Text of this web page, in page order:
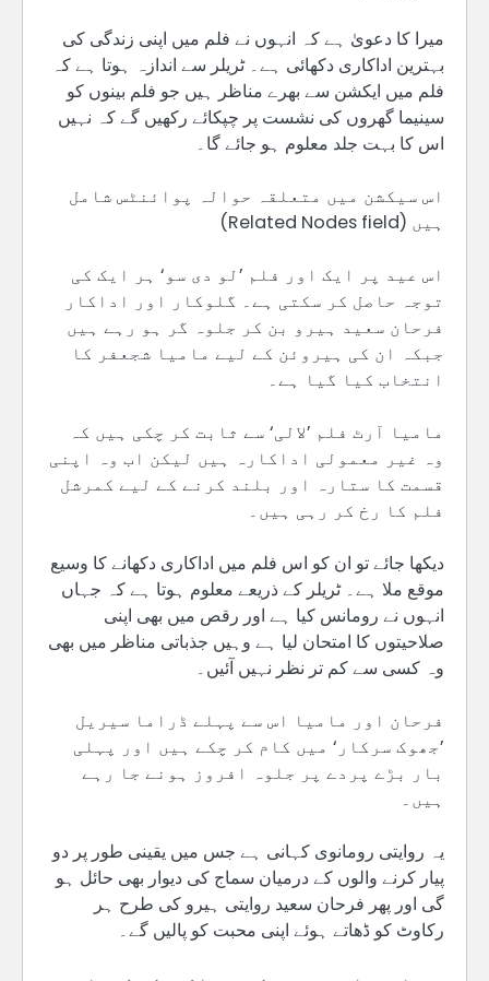
میرا کا دعویٰ ہے کہ انہوں نے فلم میں اپنی زندگی کی
بہترین اداکاری دکھائی ہے۔ ٹریلر سے اندازہ ہوتا ہے کہ
فلم میں ایکشن سے بھرے مناظر ہیں جو فلم بینوں کو
سینیما گھروں کی نشست پر چپکائے رکھیں گے کہ نہیں
اس کا بہت جلد معلوم ہو جائے گا۔
اس سیکشن میں متعلقہ حوالہ پوائنٹس شامل
ہیں (Related Nodes field)
اس عید پر ایک اور فلم ’لو دی سو‘ ہر ایک کی
توجہ حاصل کر سکتی ہے۔ گلوکار اور اداکار
فرحان سعید ہیرو بن کر جلوہ گر ہو رہے ہیں
جبکہ ان کی ہیروئن کے لیے مامیا شجعفر کا
انتخاب کیا گیا ہے۔
مامیا آرٹ فلم ’لالی‘ سے ثابت کر چکی ہیں کہ
وہ غیر معمولی اداکارہ ہیں لیکن اب وہ اپنی
قسمت کا ستارہ اور بلند کرنے کے لیے کمرشل
فلم کا رخ کر رہی ہیں۔
دیکھا جائے تو ان کو اس فلم میں اداکاری دکھانے کا وسیع
موقع ملا ہے۔ ٹریلر کے ذریعے معلوم ہوتا ہے کہ جہاں
انہوں نے رومانس کیا ہے اور رقص میں بھی اپنی
صلاحیتوں کا امتحان لیا ہے وہیں جذباتی مناظر میں بھی
وہ کسی سے کم تر نظر نہیں آئیں۔
فرحان اور مامیا اس سے پہلے ڈراما سیریل
’جھوک سرکار‘ میں کام کر چکے ہیں اور پہلی
بار بڑے پردے پر جلوہ افروز ہونے جا رہے
ہیں۔
یہ روایتی رومانوی کہانی ہے جس میں یقینی طور پر دو
پیار کرنے والوں کے درمیان سماج کی دیوار بھی حائل ہو
گی اور پھر فرحان سعید روایتی ہیرو کی طرح ہر
رکاوٹ کو ڈھاتے ہوئے اپنی محبت کو پالیں گے۔